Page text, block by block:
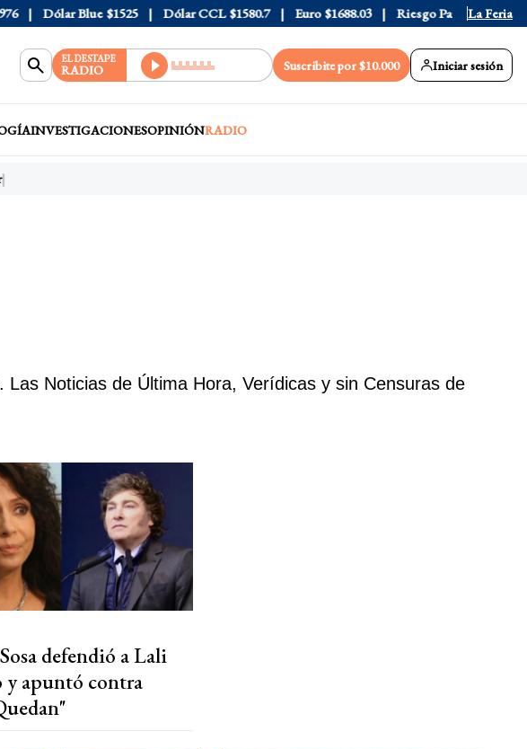
Dólar Blue $1525 Dólar CCL $1580.7 Euro $1688.03 Riesgo País 408 La Feria
EL DESTAPE
RADIO Suscribite por $10.000 Iniciar sesión
INVESTIGACIONESOPINIÓNRADIO
Noticias de Última Hora, Verídicas y sin Censuras de
defendió a Lali
y apuntó contra